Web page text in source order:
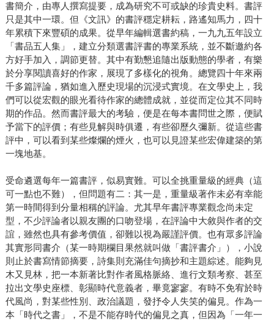
書簡介，由專人撰寫提要，成為研究不可或缺的珍貴史料。書評
只是其中一環。但《文訊》的書評穩定耕耘，路遙知馬力，四十
年累積下來豐碩的成果。從早年編輯選書約稿，一九九五年設立
「書品五人集」，建立分類選書評書的專業系統，並不斷邀約各
方好手加入，調節更替。其中有勤懇追隨出版動態的學者，有樂
於分享閱讀喜好的作家，展現了多樣化的視角。總覽四十年來兩
千多篇評論，猶如進入歷史現場的沉浸式實境。在文學史上，我
們可以從宏觀的眼光看待作家的總體成就，並從而定位其不同時
期的作品。然而書評最大的考驗，便是在每本書問世之際，便賦
予當下的評價；有些見解與時俱遷，有些卻歷久彌新。從這些書
評中，可以看到某些燦爛的煙火，也可以見證某些宏偉建築的第
一塊地基。
受命遴選每年一篇書評，似易實難。可以全挑重量級的經典（這
可一點也不難），但問題有二：其一是，重量級著作未必有幸能
第一時間得到分量相稱的評論。尤其早年書評專業觀念尚未定
型，不少評論者以親友團的口吻登場，在評論中大敘與作者的交
誼，雖然也具有參考價值，卻難以視為嚴謹評價。也有眾多評論
其實形同書介（某一時期欄目果然就叫做「書評書介」），小說
則止於書寫情節摘要，詩集則充滿佳句摘抄和主題綜述。能夠見
木又見林，把一本新著比對作者風格脈絡、進行文類考察、甚至
拉出文學史座標、彰顯時代意義者，畢竟寥寥。有時不免宥於時
代風尚，對某些性別、政治議題，發抒令人失笑的偏見。作為一
本「時代之書」，不是不能存時代的偏見之真，但因為「一年一